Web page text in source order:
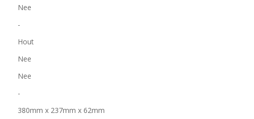
Nee
-
Hout
Nee
Nee
-
380mm x 237mm x 62mm